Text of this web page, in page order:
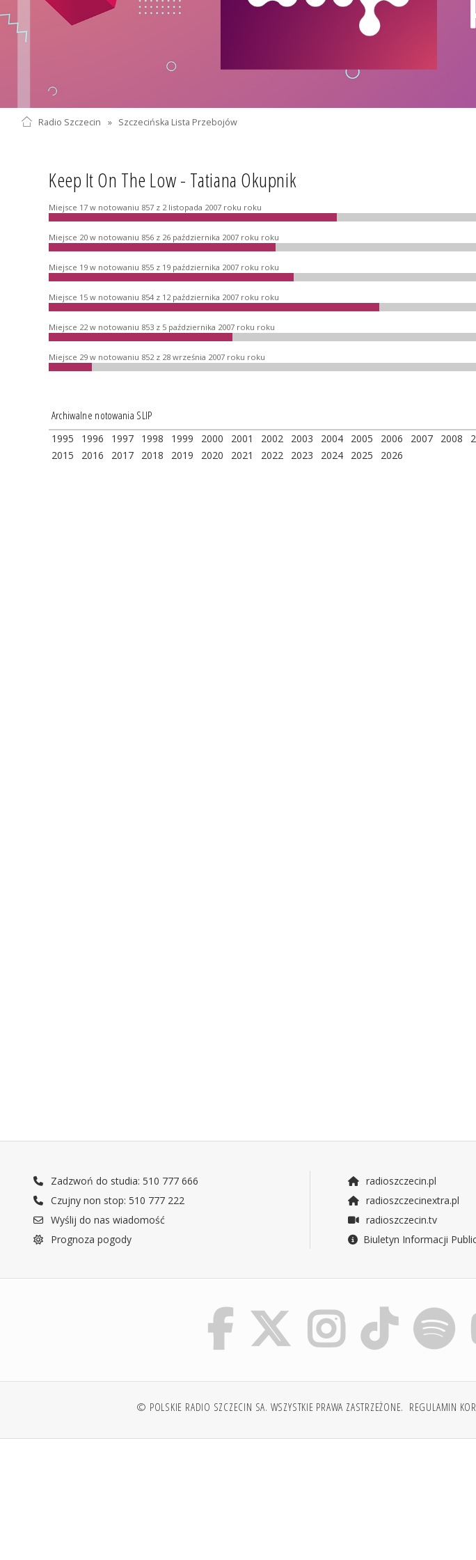
Radio Szczecin » Szczecińska Lista Przebojów
Keep It On The Low - Tatiana Okupnik
Miejsce 17 w notowaniu 857 z 2 listopada 2007 roku roku
Miejsce 20 w notowaniu 856 z 26 października 2007 roku roku
Miejsce 19 w notowaniu 855 z 19 października 2007 roku roku
Miejsce 15 w notowaniu 854 z 12 października 2007 roku roku
Miejsce 22 w notowaniu 853 z 5 października 2007 roku roku
Miejsce 29 w notowaniu 852 z 28 września 2007 roku roku
Archiwalne notowania SLIP
1995 1996 1997 1998 1999 2000 2001 2002 2003 2004 2005 2006 2007 2008
2015
2016 2017 2018 2019 2020 2021 2022 2023 2024 2025 2026
Zadzwoń do studia: 510 777 666
Czujny non stop: 510 777 222
Wyślij do nas wiadomość
Prognoza pogody
radioszczecin.pl
radioszczecinextra.pl
radioszczecin.tv
Biuletyn Informacji
© POLSKIE RADIO SZCZECIN SA. WSZYSTKIE PRAWA ZASTRZEŻONE. REGULAMIN